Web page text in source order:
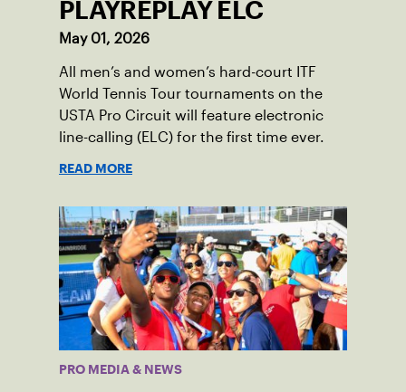
PLAYREPLAY ELC
May 01, 2026
All men’s and women’s hard-court ITF
World Tennis Tour tournaments on the
USTA Pro Circuit will feature electronic
line-calling (ELC) for the first time ever.
READ MORE
PRO MEDIA & NEWS